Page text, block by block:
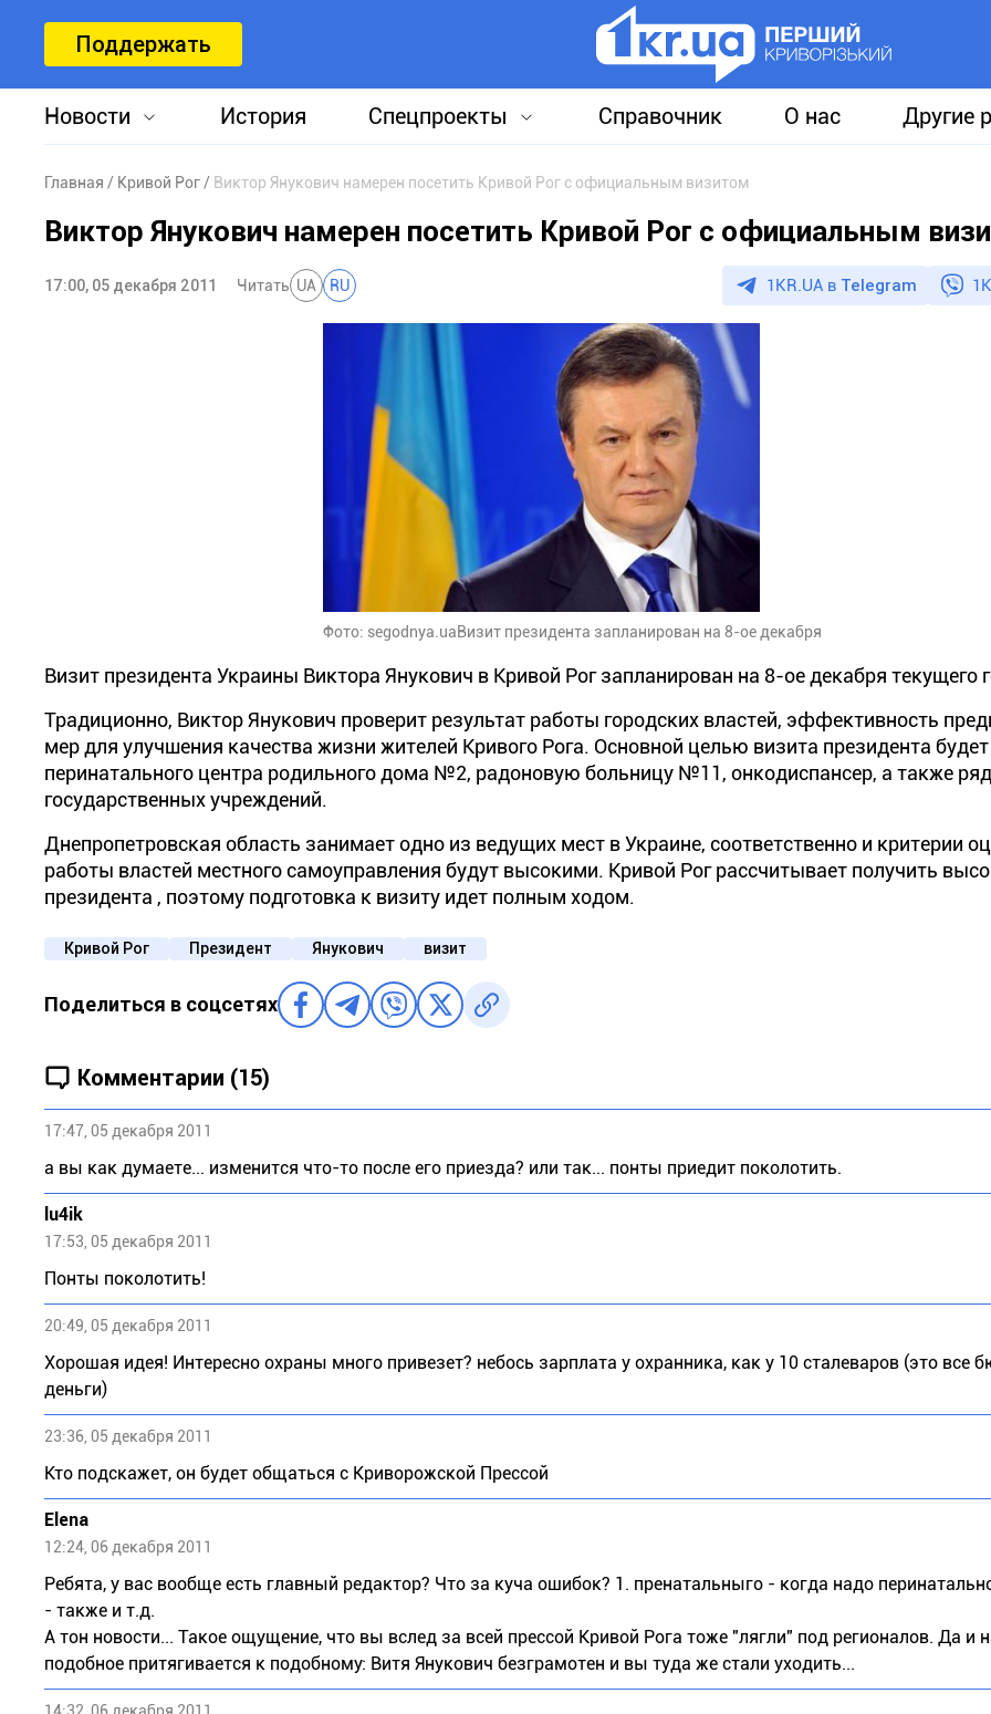
Поддержать
Новости История Спецпроекты Справочник О нас Другие
Главная Кривой Рог Виктор Янукович намерен посетить Кривой Рог с официальным визитом
Виктор Янукович намерен посетить Кривой Рог с официальным
17:00, 05 декабря 2011 Читать UA RU 1KR.UA в Telegram
Фото: segodnya.uaВизит президента запланирован на 8-ое декабря
Визит президента Украины Виктора Янукович в Кривой Рог запланирован на 8-ое декабря текущего
Традиционно, Виктор Янукович проверит результат работы городских властей, эффективность
мер для улучшения качества жизни жителей Кривого Рога. Основной целью визита президента
перинатального центра родильного дома №2, радоновую больницу №11, онкодиспансер, а также
государственных учреждений.
Днепропетровская область занимает одно из ведущих мест в Украине, соответственно и критерии
работы властей местного самоуправления будут высокими. Кривой Рог рассчитывает получить
президента , поэтому подготовка к визиту идет полным ходом.
Кривой Рог Президент Янукович визит
Поделиться в соцсетях
Комментарии (15)
17:47, 05 декабря 2011
а вы как думаете... изменится что-то после его приезда? или так... понты приедит поколотить.
lu4ik
17:53, 05 декабря 2011
Понты поколотить!
20:49, 05 декабря 2011
Хорошая идея! Интересно охраны много привезет? небось зарплата у охранника, как у 10 сталеваров (это все
деньги)
23:36, 05 декабря 2011
Кто подскажет, он будет общаться с Криворожской Прессой
Elena
12:24, 06 декабря 2011
Ребята, у вас вообще есть главный редактор? Что за куча ошибок? 1. пренатальныго - когда надо
- также и т.д.
А тон новости... Такое ощущение, что вы вслед за всей прессой Кривой Рога тоже "лягли" под регионалов. Да и
подобное притягивается к подобному: Витя Янукович безграмотен и вы туда же стали уходить...